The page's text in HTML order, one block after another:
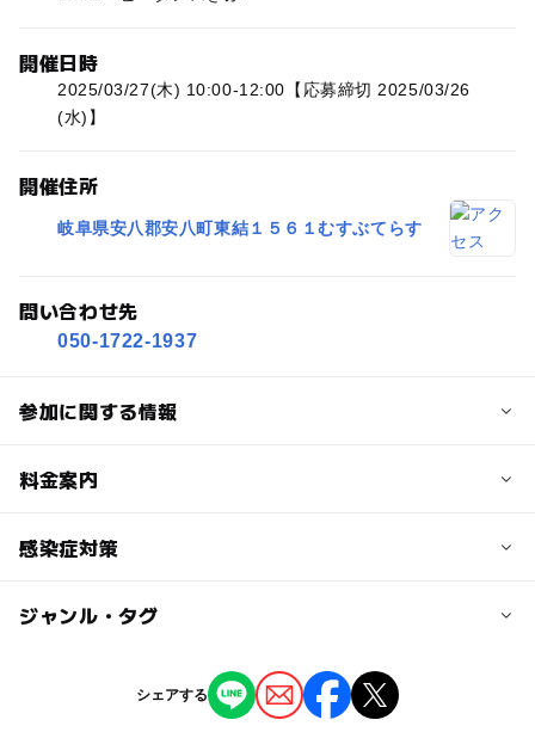
開催日時
2025/03/27(木) 10:00-12:00【応募締切 2025/03/26
(水)】
開催住所
岐阜県安八郡安八町東結１５６１むすぶてらす
問い合わせ先
050-1722-1937
参加に関する情報
定員
0歳･1歳･2歳の赤ちゃん(乳児･幼児)大人
料金案内
子供の料金
感染症対策
当イベントでは以下の対策をしています。
・イベント主催者の健康管理
・参加者の体温の確認
ジャンル・タグ
シェアする